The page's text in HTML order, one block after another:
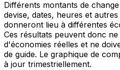
Différents montants de
devise, dates, heures et
donneront lieu à différentes
Ces résultats peuvent donc
d'économies réelles et ne
de guide. Le graphique de
à jour trimestriellement.